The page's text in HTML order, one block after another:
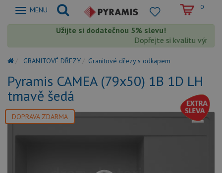
Zobrazit
MENU 0
Užijte si dodatečnou 5% slevu!
Dopřejte si kvalitu
GRANITOVÉ DŘEZY Granitové dřezy s odkapem
Pyramis CAMEA (79x50) 1B 1D LH
tmavě šedá
DOPRAVA ZDARMA